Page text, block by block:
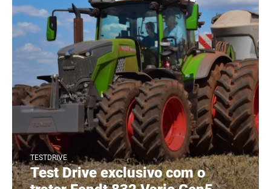
TESTDRIVE
Test Drive exclusivo com o